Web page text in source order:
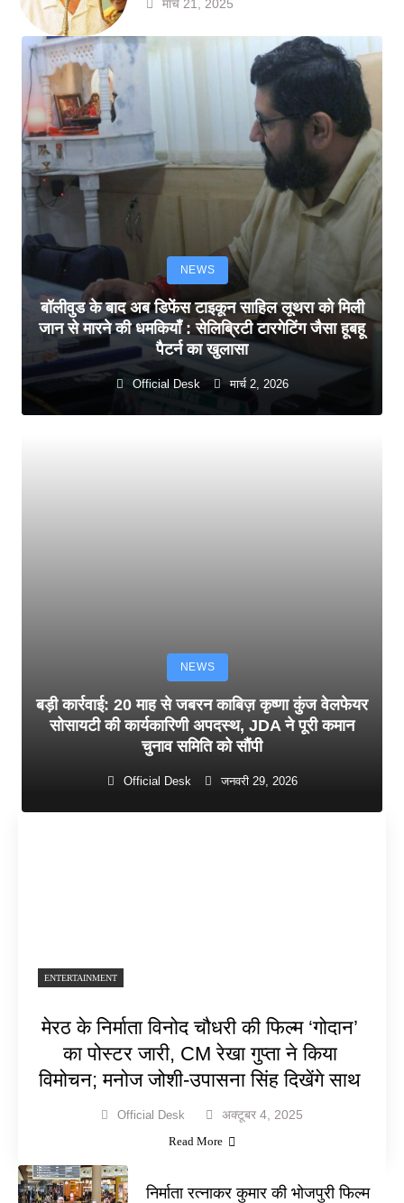
मार्च 21, 2025
NEWS
बॉलीवुड के बाद अब डिफेंस टाइकून साहिल लूथरा को मिली
जान से मारने की धमकियाँ : सेलिब्रिटी टारगेटिंग जैसा हूबहू
पैटर्न का खुलासा
Official Desk मार्च 2, 2026
NEWS
बड़ी कार्रवाई: 20 माह से जबरन काबिज़ कृष्णा कुंज वेलफेयर
सोसायटी की कार्यकारिणी अपदस्थ, JDA ने पूरी कमान
चुनाव समिति को सौंपी
Official Desk जनवरी 29, 2026
ENTERTAINMENT
मेरठ के निर्माता विनोद चौधरी की फिल्म ‘गोदान’
का पोस्टर जारी, CM रेखा गुप्ता ने किया
विमोचन; मनोज जोशी-उपासना सिंह दिखेंगे साथ
Official Desk अक्टूबर 4, 2025
Read More
निर्माता रत्नाकर कुमार की भोजपुरी फिल्म